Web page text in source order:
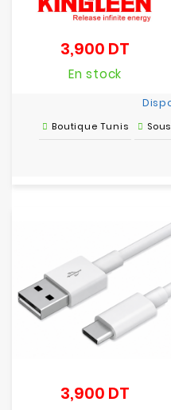
3,900 DT
En stock
Boutique Tunis
3,900 DT